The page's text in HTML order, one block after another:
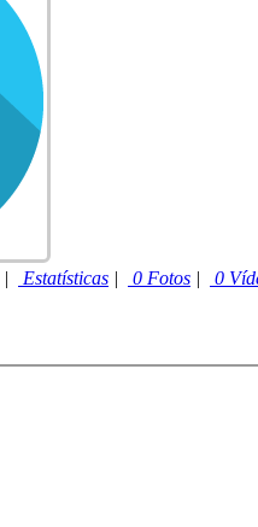
| Estatísticas | 0 Fotos | 0